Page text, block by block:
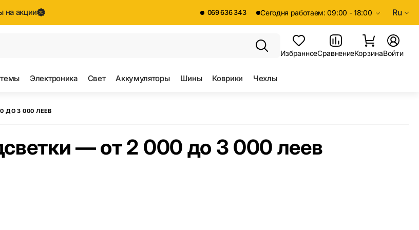
на акции 069 636 343 Сегодня работаем: 09:00 - 18:00 Ru
поиска [0 товаров]
ИзбранноеСравнениеКорзинаВойти
Электроника Свет Аккумуляторы Шины Коврики Чехлы
ДО 3 000 ЛЕЕВ
— от 2 000 до 3 000 леев